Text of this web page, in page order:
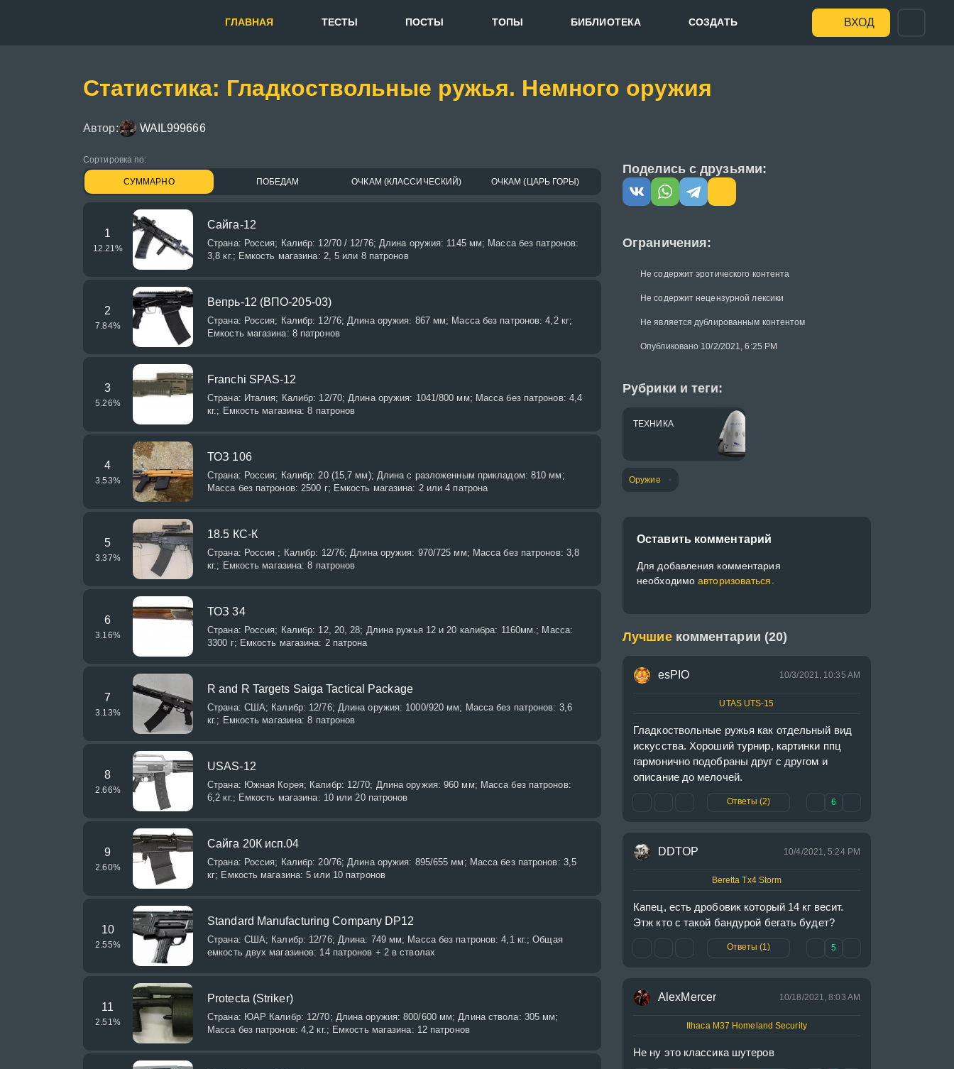
ГЛАВНАЯ ТЕСТЫ ПОСТЫ ТОПЫ БИБЛИОТЕКА СОЗДАТЬ ВХОД
Статистика: Гладкоствольные ружья. Немного оружия
Автор: WAIL999666
Сортировка по:
СУММАРНО ПОБЕДАМ ОЧКАМ (КЛАССИЧЕСКИЙ) ОЧКАМ (ЦАРЬ ГОРЫ)
1
12.21%
Сайга-12
Страна: Россия; Калибр: 12/70 / 12/76; Длина оружия: 1145 мм; Масса без патронов:
3,8 кг.; Емкость магазина: 2, 5 или 8 патронов
2
7.84%
Вепрь-12 (ВПО-205-03)
Страна: Россия; Калибр: 12/76; Длина оружия: 867 мм; Масса без патронов: 4,2 кг;
Емкость магазина: 8 патронов
3
5.26%
Franchi SPAS-12
Страна: Италия; Калибр: 12/70; Длина оружия: 1041/800 мм; Масса без патронов: 4,4
кг.; Емкость магазина: 8 патронов
4
3.53%
ТОЗ 106
Страна: Россия; Калибр: 20 (15,7 мм); Длина с разложенным прикладом: 810 мм;
Масса без патронов: 2500 г; Емкость магазина: 2 или 4 патрона
5
3.37%
18.5 КС-К
Страна: Россия ; Калибр: 12/76; Длина оружия: 970/725 мм; Масса без патронов: 3,8
кг.; Емкость магазина: 8 патронов
6
3.16%
ТОЗ 34
Страна: Россия; Калибр: 12, 20, 28; Длина ружья 12 и 20 калибра: 1160мм.; Масса:
3300 г; Емкость магазина: 2 патрона
7
3.13%
R and R Targets Saiga Tactical Package
Страна: США; Калибр: 12/76; Длина оружия: 1000/920 мм; Масса без патронов: 3,6
кг.; Емкость магазина: 8 патронов
8
2.66%
USAS-12
Страна: Южная Корея; Калибр: 12/70; Длина оружия: 960 мм; Масса без патронов:
6,2 кг.; Емкость магазина: 10 или 20 патронов
9
2.60%
Сайга 20К исп.04
Страна: Россия; Калибр: 20/76; Длина оружия: 895/655 мм; Масса без патронов: 3,5
кг; Емкость магазина: 5 или 10 патронов
10
2.55%
Standard Manufacturing Company DP12
Страна: США; Калибр: 12/76; Длина: 749 мм; Масса без патронов: 4,1 кг.; Общая
емкость двух магазинов: 14 патронов + 2 в стволах
11
2.51 %
Protecta (Striker)
Страна: ЮАР Калибр: 12/70; Длина оружия: 800/600 мм; Длина ствола: 305 мм;
Масса без патронов: 4,2 кг.; Емкость магазина: 12 патронов
Поделись с друзьями:
Ограничения:
Не содержит эротического контента
Не содержит нецензурной лексики
Не является дублированным контентом
Опубликовано 10/2/2021, 6:25 PM
Рубрики и теги:
ТЕХНИКА
Оружие
Оставить комментарий
Для добавления комментария
необходимоавторизоваться.
Лучшие комментарии (20)
esPIO 10/3/2021, 10:35 AM
UTAS UTS-15
Гладкоствольные ружья как отдельный вид
искусства. Хороший турнир, картинки ппц
гармонично подобраны друг с другом и
описание до мелочей.
Ответы (2) 6
DDTOP 10/4/2021, 5:24 PM
Beretta Tx4 Storm
Капец, есть дробовик который 14 кг весит.
Этж кто с такой бандурой бегать будет?
Ответы (1) 5
AlexMercer 10/18/2021, 8:03 AM
Ithaca M37 Homeland Security
Не ну это классика шутеров